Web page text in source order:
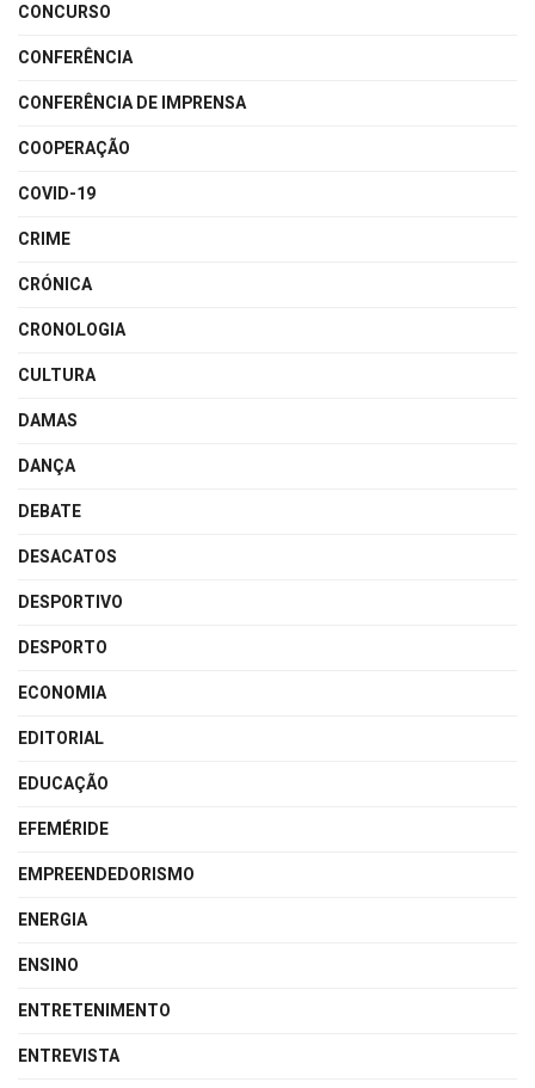
CONCURSO
CONFERÊNCIA
CONFERÊNCIA DE IMPRENSA
COOPERAÇÃO
COVID-19
CRIME
CRÓNICA
CRONOLOGIA
CULTURA
DAMAS
DANÇA
DEBATE
DESACATOS
DESPORTIVO
DESPORTO
ECONOMIA
EDITORIAL
EDUCAÇÃO
EFEMÉRIDE
EMPREENDEDORISMO
ENERGIA
ENSINO
ENTRETENIMENTO
ENTREVISTA